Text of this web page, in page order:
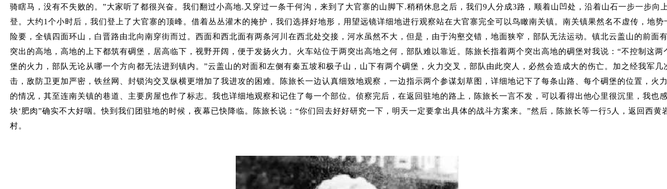
骑瞎马，没有不失败的。”大家听了都很兴奋。我们翻过小高地.又穿过一条干何沟，来到了大官寨的山脚下.稍稍休息之后，我们9人分成3路，顺着山凹处，沿着山石一步一步向
登。大约1个小时后，我们登上了大官寨的顶峰。借着丛丛灌木的掩护，我们选择好地形，用望远镜详细地进行观察站在大官寨完全可以鸟瞰南关镇。南关镇果然名不虚传，地势
险要，全镇四面环山，白晋路由北向南穿街而过。西面和西北面有两条河川在西北处交接，河水虽然不大，但是，由于沟壑交错，地面狭窄，部队无法运动。镇北云盖山的前面
突出的高地，高地的上下都筑有碉堡，居高临下，视野开阔，便于发扬火力。火车站位于两突出高地之何，部队难以靠近。陈旅长指着两个突出高地的碉堡对我说：“不控制这两
堡的火力，部队无论从哪一个方向都无法进到镇内。”云盖山的对面和左侧有秦五坡和极子山，山下有两个碉堡，火力交叉，部队由此突人，必然会造成大的伤亡。加之经我军几
击，敌防卫更加严密，铁丝网、封锁沟交叉纵横更增加了我进攻的困难。陈旅长一边认真细致地观察，一边指示两个参谋划草图，详细地记下了每条山路、每个碉堡的位置，火
的情况，其至连南关镇的巷道、主要房屋也作了标志。我也详细地观察和记住了每一个部位。侦察完后，在返回驻地的路上，陈旅长一言不发，可以看得出他心里很沉里，我也
块‘肥肉”确实不大好咽。快到我们团驻地的时候，夜幕已快降临。陈旅长说：“你们回去好好研究一下，明天一定要拿出具体的战斗方案来。”然后，陈旅长等一行5人，返回西黄
村。